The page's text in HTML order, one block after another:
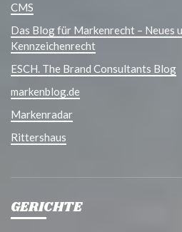
CMS
Das Blog für Markenrecht – Neues
Kennzeichenrecht
ESCH. The Brand Consultants Blog
markenblog.de
Markenradar
Rittershaus
GERICHTE